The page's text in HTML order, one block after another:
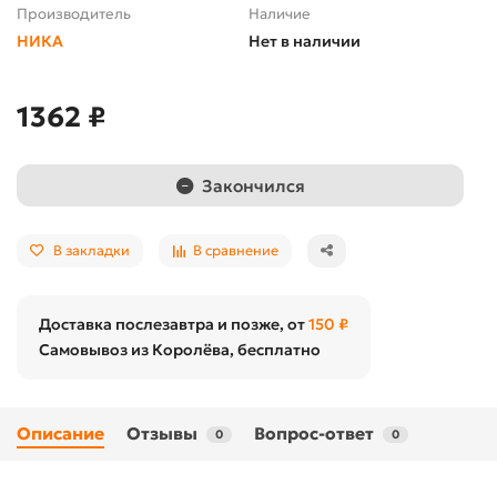
Производитель
НИКА
Наличие
Нет в наличии
1362 ₽
Закончился
В закладки В сравнение
Доставка послезавтра и позже, от150 ₽
Самовывоз из Королёва, бесплатно
Описание Отзывы 0 Вопрос-ответ 0